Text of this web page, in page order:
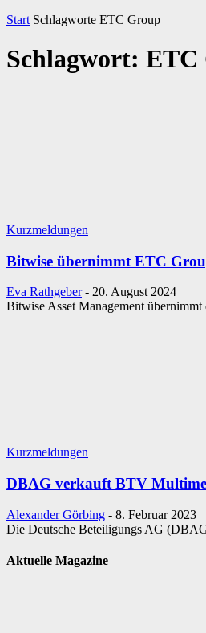
Start Schlagworte ETC Group
Schlagwort: ETC
Kurzmeldungen
Bitwise übernimmt ETC
Eva Rathgeber - 20. August 2024
Bitwise Asset Management
Kurzmeldungen
DBAG verkauft BTV
Alexander Görbing - 8. Februar 2023
Die Deutsche Beteiligungs AG
Aktuelle Magazine